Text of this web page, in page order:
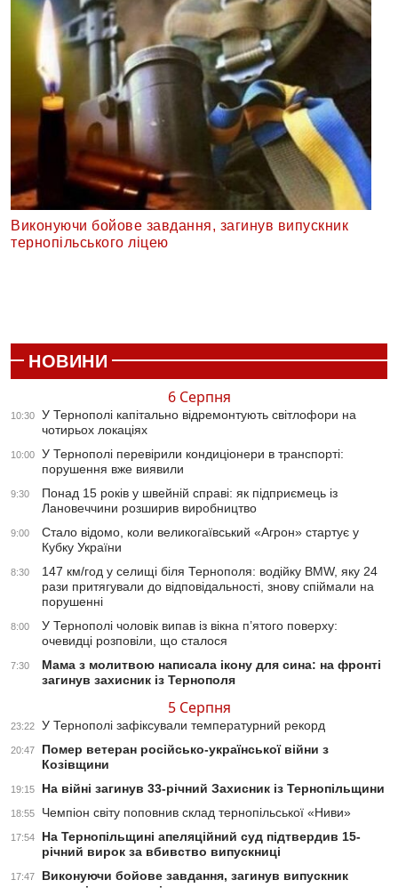
Виконуючи бойове завдання, загинув випускник
тернопільського ліцею
НОВИНИ
6 Серпня
10:30
У Тернополі капітально відремонтують світлофори на
чотирьох локаціях
10:00
У Тернополі перевірили кондиціонери в транспорті:
порушення вже виявили
9:30
Понад 15 років у швейній справі: як підприємець із
Лановеччини розширив виробництво
9:00
Стало відомо, коли великогаївський «Агрон» стартує у
Кубку України
8:30
147 км/год у селищі біля Тернополя: водійку BMW, яку 24
рази притягували до відповідальності, знову спіймали на
порушенні
8:00
У Тернополі чоловік випав із вікна п’ятого поверху:
очевидці розповіли, що сталося
7:30
Мама з молитвою написала ікону для сина: на фронті
загинув захисник із Тернополя
5 Серпня
23:22 У Тернополі зафіксували температурний рекорд
20:47
Помер ветеран російсько-української війни з
Козівщини
19:15 На війні загинув 33-річний Захисник із Тернопільщини
18:55 Чемпіон світу поповнив склад тернопільської «Ниви»
17:54
На Тернопільщині апеляційний суд підтвердив 15-
річний вирок за вбивство випускниці
17:47
Виконуючи бойове завдання, загинув випускник